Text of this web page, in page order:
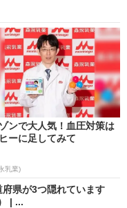
ンで大人気！血圧対策は
ーに足してみて
乳業)
県が3つ隠れています
| ...